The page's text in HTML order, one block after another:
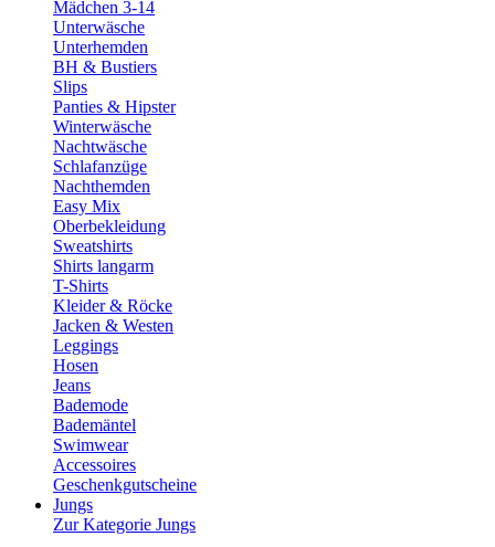
Mädchen 3-14
Unterwäsche
Unterhemden
BH & Bustiers
Slips
Panties & Hipster
Winterwäsche
Nachtwäsche
Schlafanzüge
Nachthemden
Easy Mix
Oberbekleidung
Sweatshirts
Shirts langarm
T-Shirts
Kleider & Röcke
Jacken & Westen
Leggings
Hosen
Jeans
Bademode
Bademäntel
Swimwear
Accessoires
Geschenkgutscheine
Jungs
Zur Kategorie Jungs